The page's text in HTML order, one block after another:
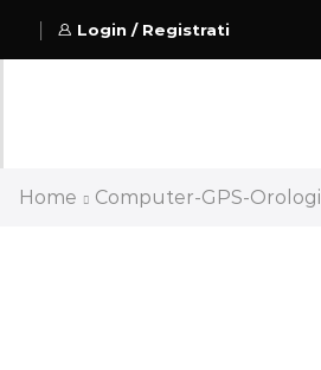
Login / Registrati
Home Computer-GPS-Orologi